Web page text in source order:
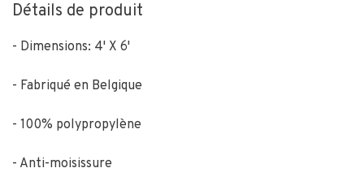
Détails de produit
- Dimensions: 4' X 6'
- Fabriqué en Belgique
- 100% polypropylène
- Anti-moisissure